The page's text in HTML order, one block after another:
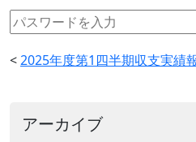
アーカイブ
<2025年度第1四半期収支実績